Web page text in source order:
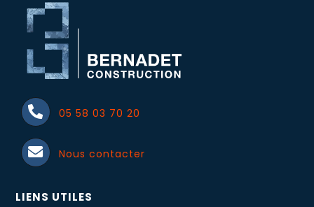
05 58 03 70 20
Nous contacter
LIENS UTILES